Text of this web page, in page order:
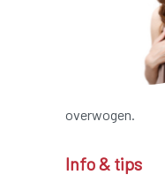
overwogen.
Info & tips